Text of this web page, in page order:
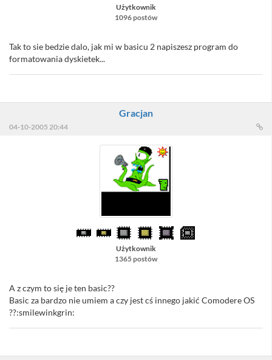
Użytkownik
1096 postów
Tak to sie bedzie dalo, jak mi w basicu 2 napiszesz program do
formatowania dyskietek...
Gracjan
04-10-2005 20:44
Użytkownik
1365 postów
A z czym to się je ten basic??
Basic za bardzo nie umiem a czy jest cś innego jakić Comodere OS
??:smilewinkgrin: